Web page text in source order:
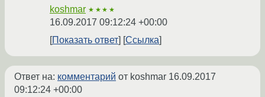
koshmar ★★★★
16.09.2017 09:12:24 +00:00
Показать ответ
Ссылка
Ответ на: комментарий от koshmar 16.09.2017
09:12:24 +00:00